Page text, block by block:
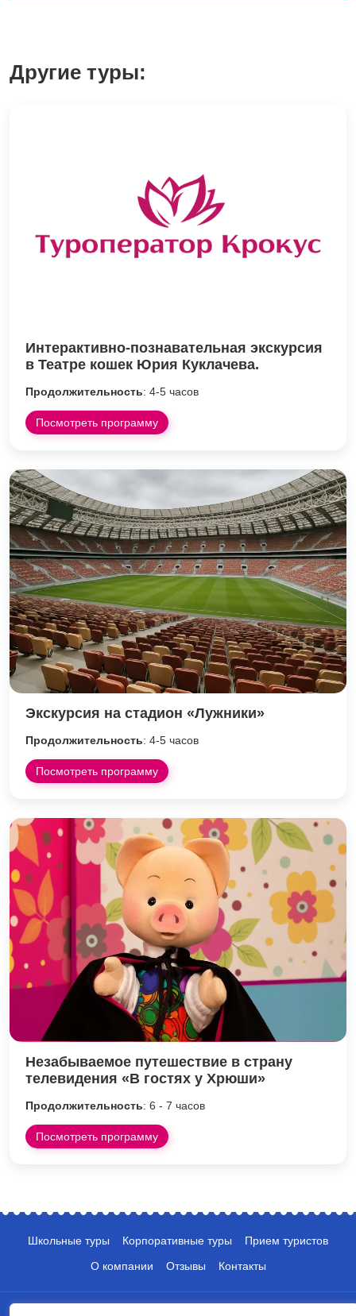
Другие туры:
Интерактивно-познавательная экскурсия
в Театре кошек Юрия Куклачева.
Продолжительность: 4-5 часов
Посмотреть программу
Экскурсия на стадион «Лужники»
Продолжительность: 4-5 часов
Посмотреть программу
Незабываемое путешествие в страну
телевидения «В гостях у Хрюши»
Продолжительность: 6 - 7 часов
Посмотреть программу
Школьные туры Корпоративные туры
Прием туристов
О компании
Отзывы Контакты